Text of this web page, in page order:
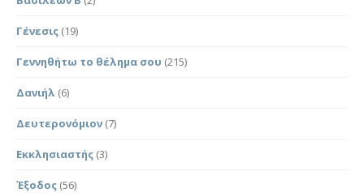
Γένεσις (19)
Γεννηθήτω το θέλημα σου (215)
Δανιήλ (6)
Δευτερονόμιον (7)
Εκκλησιαστής (3)
Έξοδος (56)